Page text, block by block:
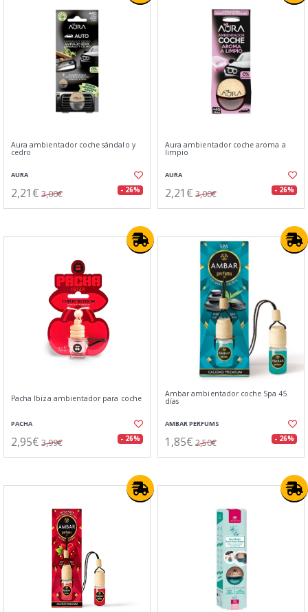
Aura ambientador coche sándalo y
cedro
AURA
2,21€ 3,00€ - 26%
Aura ambientador coche aroma a
limpio
AURA
2,21€ 3,00€ - 26%
Pacha Ibiza ambientador para coche
PACHA
2,95€ 3,99€ - 26%
Ambar ambientador coche Spa 45
días
AMBAR PERFUMS
1,85€ 2,50€ - 26%